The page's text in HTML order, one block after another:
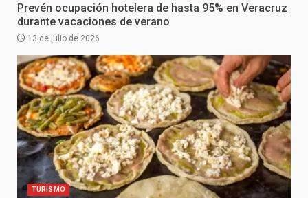
Prevén ocupación hotelera de hasta 95% en Veracruz
durante vacaciones de verano
13 de julio de 2026
TURISMO